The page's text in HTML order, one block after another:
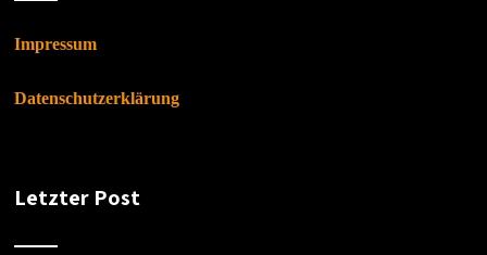
Impressum
Datenschutzerklärung
Letzter Post